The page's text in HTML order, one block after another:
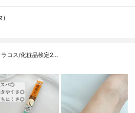
)
コス/化粧品検定2…